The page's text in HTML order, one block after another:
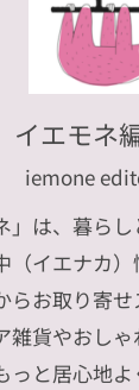
イエモネ
iemone
」は、暮ら
（イエナカ
らお取り寄
雑貨やおし
っと居心地